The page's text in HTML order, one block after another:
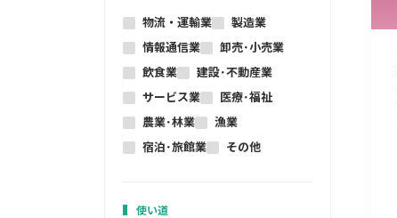
物流・運輸業
製造業
情報通信業
卸売･小売業
飲食業
建設･不動産業
サービス業
医療･福祉
農業･林業
漁業
宿泊･旅館業
その他
使い道